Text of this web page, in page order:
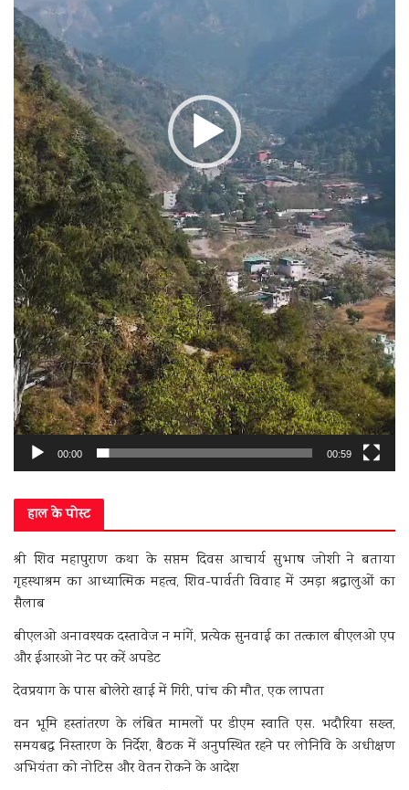
00:00 00:59
हाल के पोस्ट
श्री शिव महापुराण कथा के सप्तम दिवस आचार्य सुभाष जोशी ने बताया
गृहस्थाश्रम का आध्यात्मिक महत्व, शिव-पार्वती विवाह में उमड़ा श्रद्धालुओं का
सैलाब
बीएलओ अनावश्यक दस्तावेज न मांगें, प्रत्येक सुनवाई का तत्काल बीएलओ एप
और ईआरओ नेट पर करें अपडेट
देवप्रयाग के पास बोलेरो खाई में गिरी, पांच की मौत, एक लापता
वन भूमि हस्तांतरण के लंबित मामलों पर डीएम स्वाति एस. भदौरिया सख्त,
समयबद्ध निस्तारण के निर्देश, बैठक में अनुपस्थित रहने पर लोनिवि के अधीक्षण
अभियंता को नोटिस और वेतन रोकने के आदेश